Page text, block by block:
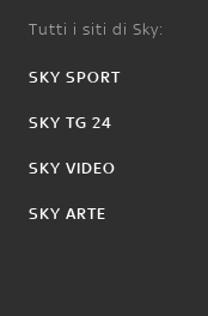
Tutti i siti di Sky:
SKY SPORT
SKY TG 24
SKY VIDEO
SKY ARTE